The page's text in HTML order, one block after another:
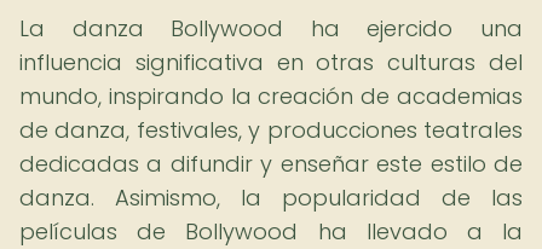
La danza Bollywood ha ejercido una
influencia significativa en otras culturas del
mundo, inspirando la creación de academias
de danza, festivales, y producciones teatrales
dedicadas a difundir y enseñar este estilo de
danza. Asimismo, la popularidad de las
películas de Bollywood ha llevado a la